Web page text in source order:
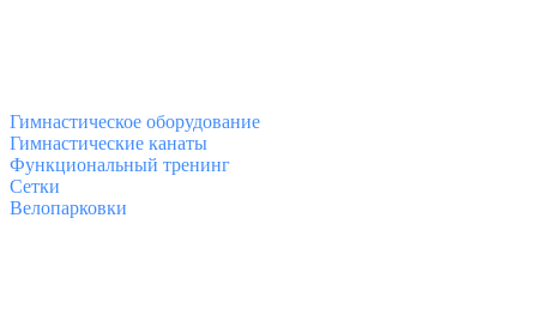
Гимнастическое оборудование
Гимнастические канаты
Функциональный тренинг
Сетки
Велопарковки